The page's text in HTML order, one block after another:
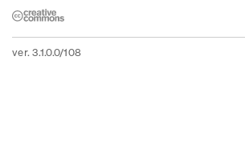
ver. 3.1.0.0/108